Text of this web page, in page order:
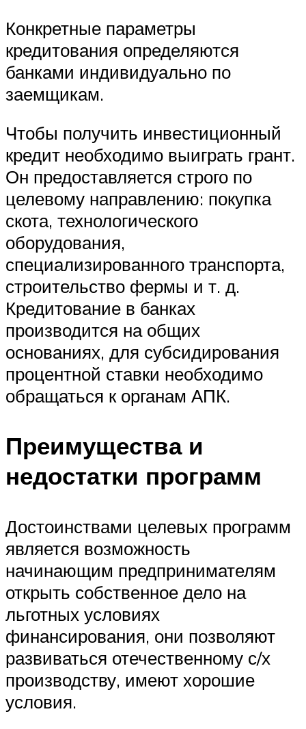
Конкретные параметры
кредитования определяются
банками индивидуально по
заемщикам.
Чтобы получить инвестиционный
кредит необходимо выиграть грант.
Он предоставляется строго по
целевому направлению: покупка
скота, технологического
оборудования,
специализированного транспорта,
строительство фермы и т. д.
Кредитование в банках
производится на общих
основаниях, для субсидирования
процентной ставки необходимо
обращаться к органам АПК.
Преимущества и
недостатки программ
Достоинствами целевых программ
является возможность
начинающим предпринимателям
открыть собственное дело на
льготных условиях
финансирования, они позволяют
развиваться отечественному с/х
производству, имеют хорошие
условия.